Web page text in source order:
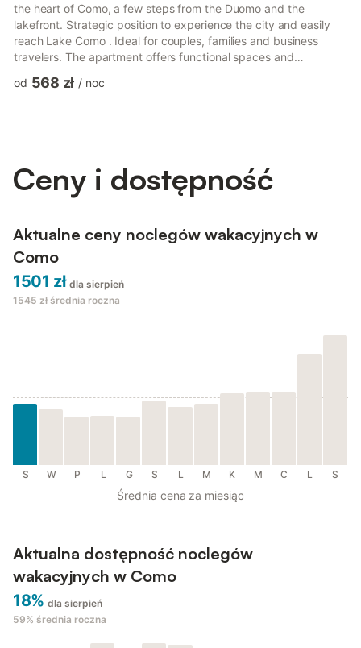
the heart of Como, a few steps from the Duomo and the
lakefront. Strategic position to experience the city and easily
reach Lake Como . Ideal for couples, families and business
travelers. The apartment offers functional spaces and
✔ Sofa bed in the living room ✔ Kitchen equipped with coffee
od 568 zł / noc
Ceny i dostępność
Aktualne ceny noclegów wakacyjnych w
Como
1501 zł dla sierpień
1545 zł średnia roczna
S W P L G S L M K M C L S
Średnia cena za miesiąc
Aktualna dostępność noclegów
wakacyjnych w Como
18% dla sierpień
59% średnia roczna